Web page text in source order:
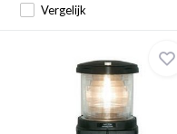
Vergelijk